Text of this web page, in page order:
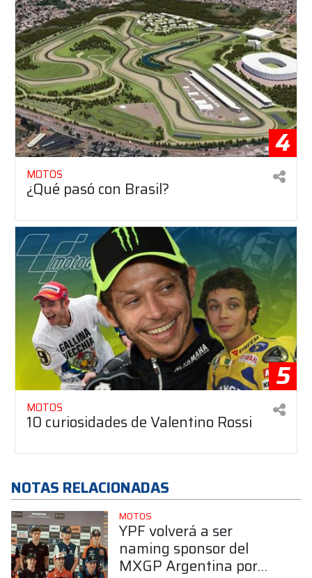
4
MOTOS
¿Qué pasó con Brasil?
5
MOTOS
10 curiosidades de Valentino Rossi
NOTAS RELACIONADAS
MOTOS
YPF volverá a ser
naming sponsor del
MXGP Argentina por